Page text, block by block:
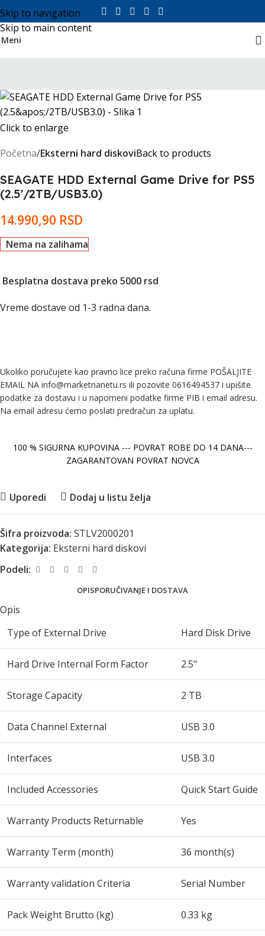
Skip to navigation
Skip to main content
Meni
Click to enlarge
Početna Eksterni hard diskoviBack to products
SEAGATE HDD External Game Drive for PS5
(2.5'/2TB/USB3.0)
14.990,90 RSD
Nema na zalihama
Besplatna dostava preko 5000 rsd
Vreme dostave od 1-3 radna dana.
Ukoliko poručujete kao pravno lice preko računa firme POŠALJITE
EMAIL NA info@marketnanetu.rs ili pozovite 0616494537 i upišite
podatke za dostavu i u napomeni podatke firme PIB i email adresu.
Na email adresu ćemo poslati predračun za uplatu.
100 % SIGURNA KUPOVINA --- POVRAT ROBE DO 14 DANA---
ZAGARANTOVAN POVRAT NOVCA
Uporedi Dodaj u listu želja
Šifra proizvoda: STLV2000201
Kategorija: Eksterni hard diskovi
Podeli:
OPISPORUČIVANJE I DOSTAVA
Opis
Type of External Drive
Hard Disk Drive
Hard Drive Internal Form Factor 2.5"
Storage Capacity 2 TB
Data Channel External USB 3.0
Interfaces USB 3.0
Included Accessories Quick Start Guide
Warranty Products Returnable Yes
Warranty Term (month) 36 month(s)
Warranty validation Criteria Serial Number
Pack Weight Brutto (kg) 0.33 kg